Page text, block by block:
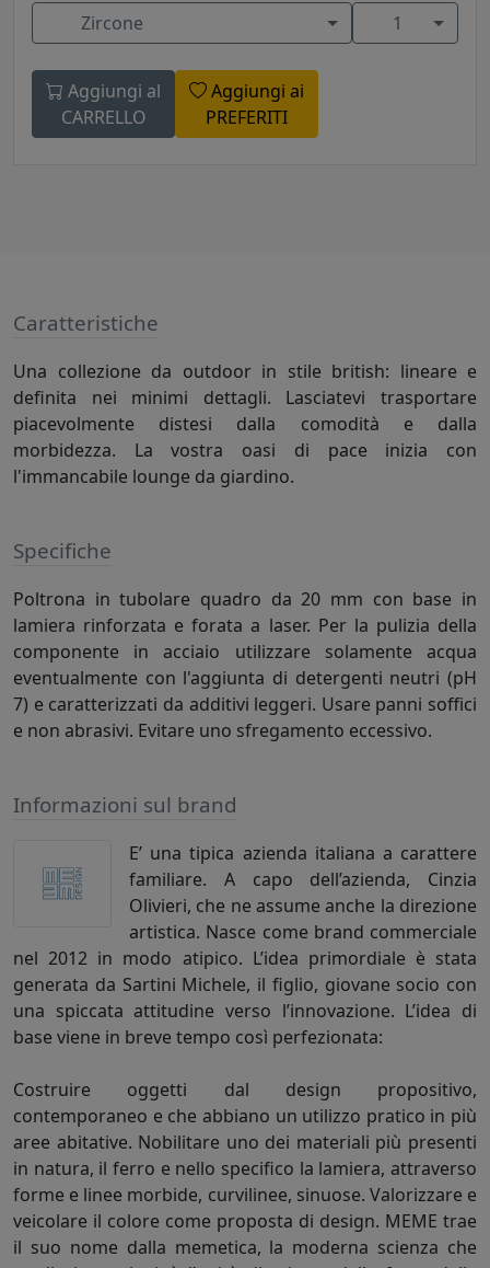
Zircone 1
Aggiungi al
CARRELLO
Aggiungi ai
PREFERITI
Caratteristiche
Una collezione da outdoor in stile british: lineare e
definita nei minimi dettagli. Lasciatevi trasportare
piacevolmente distesi dalla comodità e dalla
morbidezza. La vostra oasi di pace inizia con
l'immancabile lounge da giardino.
Specifiche
Poltrona in tubolare quadro da 20 mm con base in
lamiera rinforzata e forata a laser. Per la pulizia della
componente in acciaio utilizzare solamente acqua
eventualmente con l'aggiunta di detergenti neutri (pH
7) e caratterizzati da additivi leggeri. Usare panni soffici
e non abrasivi. Evitare uno sfregamento eccessivo.
Informazioni sul brand
E’ una tipica azienda italiana a carattere
familiare. A capo dell’azienda, Cinzia
Olivieri, che ne assume anche la direzione
artistica. Nasce come brand commerciale
nel 2012 in modo atipico. L’idea primordiale è stata
generata da Sartini Michele, il figlio, giovane socio con
una spiccata attitudine verso l’innovazione. L’idea di
base viene in breve tempo così perfezionata:
Costruire oggetti dal design propositivo,
contemporaneo e che abbiano un utilizzo pratico in più
aree abitative. Nobilitare uno dei materiali più presenti
in natura, il ferro e nello specifico la lamiera, attraverso
forme e linee morbide, curvilinee, sinuose. Valorizzare e
veicolare il colore come proposta di design. MEME trae
il suo nome dalla memetica, la moderna scienza che